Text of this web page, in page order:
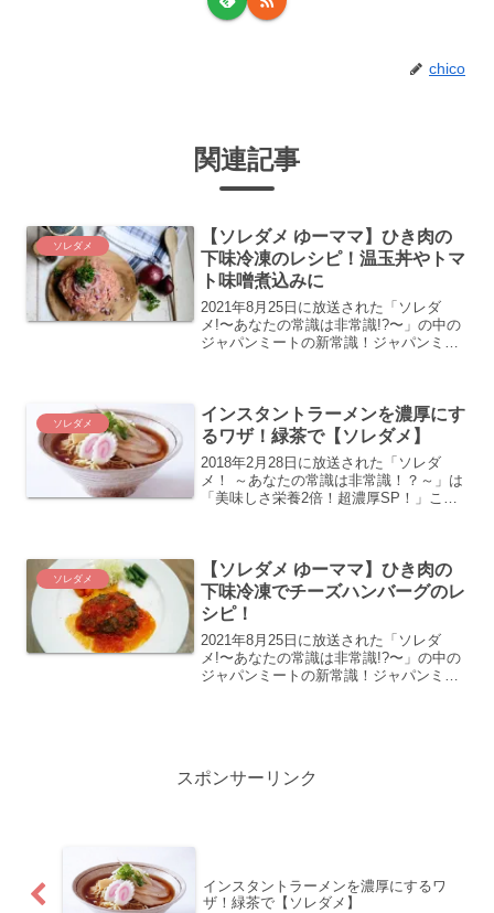
chico
関連記事
ソレダメ
【ソレダメ ゆーママ】ひき肉の
下味冷凍のレシピ！温玉丼やトマ
ト味噌煮込みに
2021年8月25日に放送された「ソレダ
メ!〜あなたの常識は非常識!?〜」の中の
ジャパンミートの新常識！ジャパンミー
有美さんこ...
ソレダメ
インスタントラーメンを濃厚にす
るワザ！緑茶で【ソレダメ】
2018年2月28日に放送された「ソレダ
メ！ ～あなたの常識は非常識！？～」は
「美味しさ栄養2倍！超濃厚SP！」ここ
ソレダメ
【ソレダメ ゆーママ】ひき肉の
下味冷凍でチーズハンバーグのレ
シピ！
2021年8月25日に放送された「ソレダ
メ!〜あなたの常識は非常識!?〜」の中の
ジャパンミートの新常識！ジャパンミー
スポンサーリンク
インスタントラーメンを濃厚にするワ
ザ！緑茶で【ソレダメ】